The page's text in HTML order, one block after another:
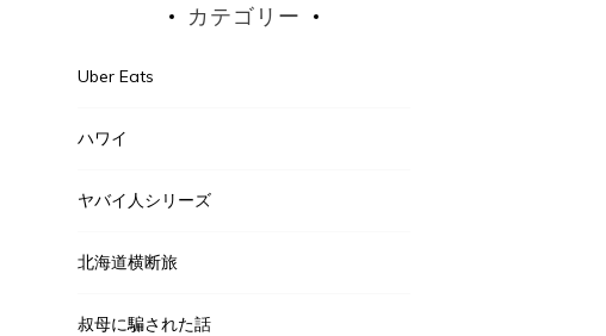
カテゴリー
Uber Eats
ハワイ
ヤバイ人シリーズ
北海道横断旅
叔母に騙された話